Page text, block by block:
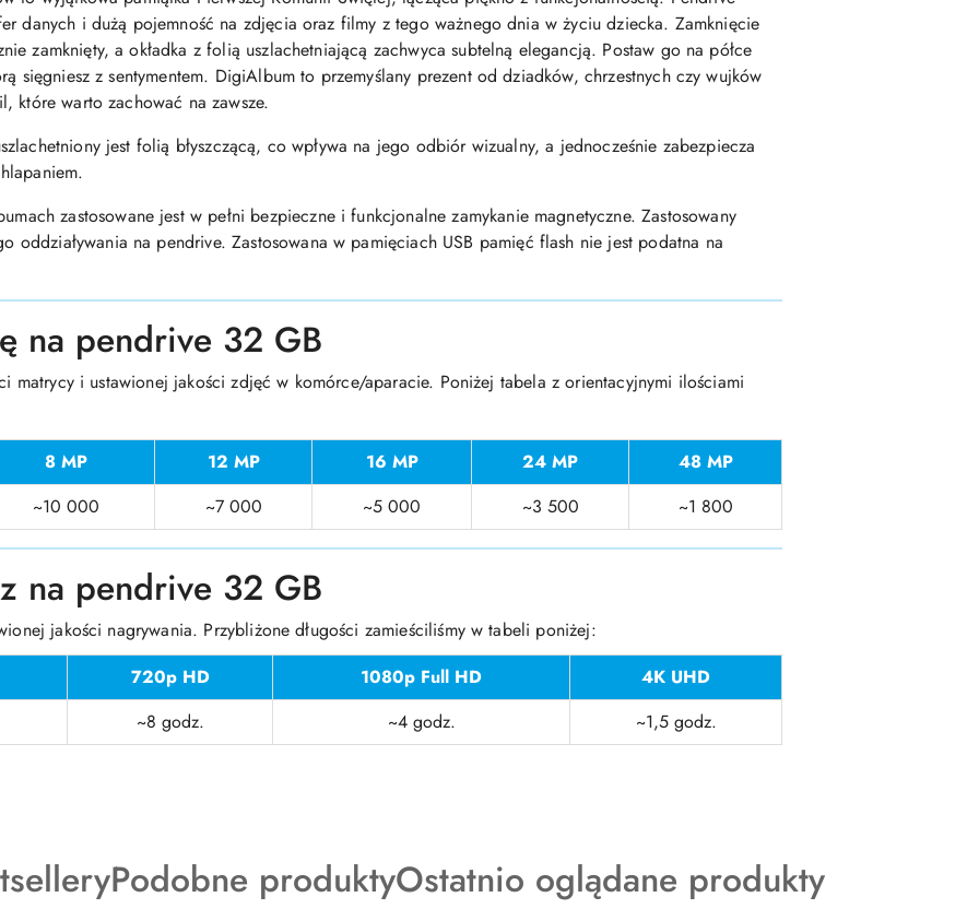
danych i dużą pojemność na zdjęcia oraz filmy z tego ważnego dnia w życiu dziecka. Zamknięcie
zamknięty, a okładka z folią uszlachetniającą zachwyca subtelną elegancją. Postaw go na półce
sięgniesz z sentymentem. DigiAlbum to przemyślany prezent od dziadków, chrzestnych czy wujków
które warto zachować na zawsze.
jest folią błyszczącą, co wpływa na jego odbiór wizualny, a jednocześnie zabezpiecza
zastosowane jest w pełni bezpieczne i funkcjonalne zamykanie magnetyczne. Zastosowany
oddziaływania na pendrive. Zastosowana w pamięciach USB pamięć flash nie jest podatna na
na pendrive 32 GB
matrycy i ustawionej jakości zdjęć w komórce/aparacie. Poniżej tabela z orientacyjnymi ilościami
8 MP 12 MP 16 MP 24 MP
48 MP
~10 000
~7 000 ~5 000 ~3 500 ~1 800
na pendrive 32 GB
jakości nagrywania. Przybliżone długości zamieściliśmy w tabeli poniżej:
720p HD
1080p Full HD
4K UHD
~8 godz.
~4 godz. ~1,5 godz.
Produkty
Podobne produktyProdukty
Ostatnio oglądane produkty